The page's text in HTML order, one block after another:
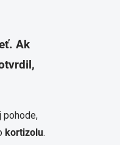
Ak
pohode,
kortizolu.